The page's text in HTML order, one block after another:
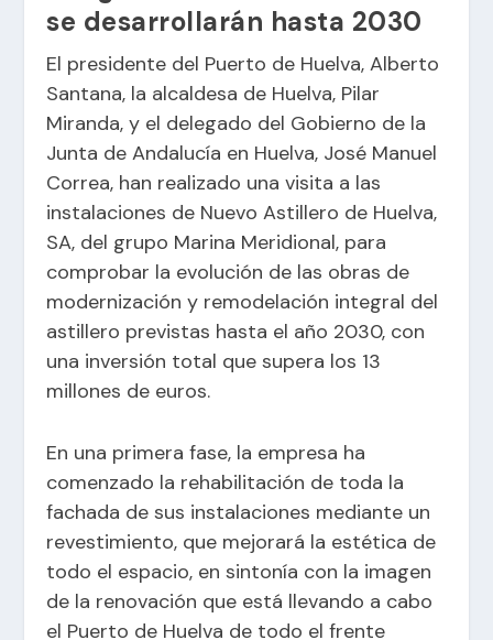
se desarrollarán hasta 2030
El presidente del Puerto de Huelva, Alberto
Santana, la alcaldesa de Huelva, Pilar
Miranda, y el delegado del Gobierno de la
Junta de Andalucía en Huelva, José Manuel
Correa, han realizado una visita a las
instalaciones de Nuevo Astillero de Huelva,
SA, del grupo Marina Meridional, para
comprobar la evolución de las obras de
modernización y remodelación integral del
astillero previstas hasta el año 2030, con
una inversión total que supera los 13
millones de euros.
En una primera fase, la empresa ha
comenzado la rehabilitación de toda la
fachada de sus instalaciones mediante un
revestimiento, que mejorará la estética de
todo el espacio, en sintonía con la imagen
de la renovación que está llevando a cabo
el Puerto de Huelva de todo el frente